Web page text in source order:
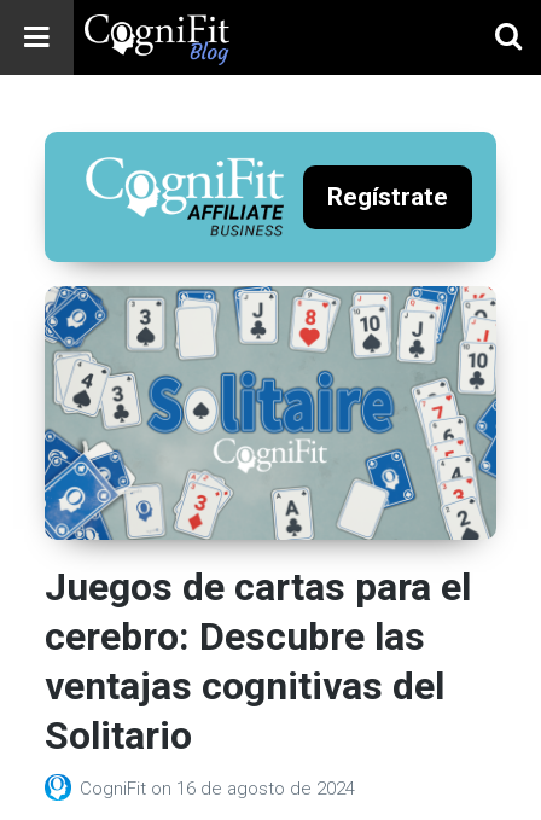
Blog: Brain
Health
News
Brain Training,
Mental Health, and
Wellness
Regístrate
Juegos de cartas para el
cerebro: Descubre las
ventajas cognitivas del
Solitario
CogniFit on 16 de agosto de 2024